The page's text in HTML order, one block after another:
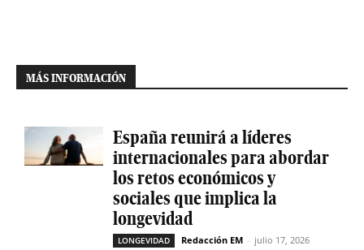
MÁS INFORMACIÓN
España reunirá a líderes
internacionales para abordar
los retos económicos y
sociales que implica la
longevidad
LONGEVIDAD Redacción EM - julio 17, 2026